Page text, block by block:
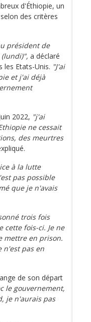
d'Éthiopie, un
des critères
président de
(lundi)", a déclaré
les Etats-Unis. "J'ai
et j'ai déjà
2022, "j'ai
ne cessait
des meurtres
à la lutte
pas possible
que je n'avais
trois fois
cette fois-ci. Je ne
mettre en prison.
n'est pas en
de son départ
le gouvernement,
je n'aurais pas